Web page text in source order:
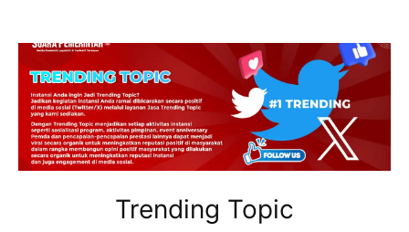
Trending Topic